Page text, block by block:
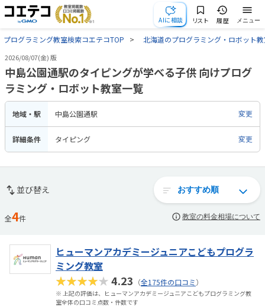
AIに相談 リスト 履歴 メニュー
プログラミング教室検索コエテコTOP 北海道のプログラミング・ロボット
2026/08/07(金) 版
中島公園通駅のタイピングが学べる子供 向けプログ
ラミング・ロボット教室一覧
地域・駅 中島公園通駅 変更
詳細条件 タイピング 変更
並び替え
全4件 教室の料金相場について
ヒューマンアカデミージュニアこどもプログラ
ミング教室
★★★★★4.23 （全175件の口コミ）
※ 上記の評価は、ヒューマンアカデミージュニアこどもプログラミング教
室全体の口コミ点数・件数です